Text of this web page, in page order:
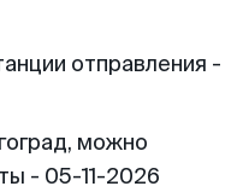
отправления -
можно
- 05-11-2026